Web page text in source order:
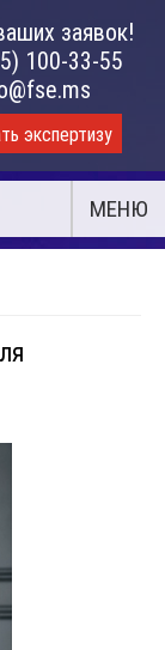
заявок!
100-33-55
экспертизу
МЕНЮ